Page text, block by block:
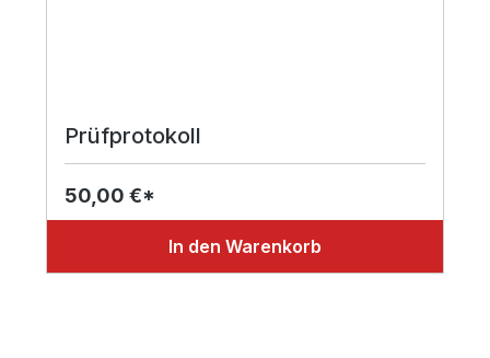
Prüfprotokoll
50,00 €*
In den Warenkorb